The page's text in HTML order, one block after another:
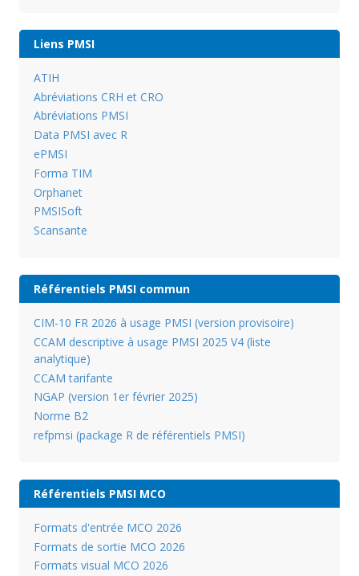
Liens PMSI
ATIH
Abréviations CRH et CRO
Abréviations PMSI
Data PMSI avec R
ePMSI
Forma TIM
Orphanet
PMSISoft
Scansante
Référentiels PMSI commun
CIM-10 FR 2026 à usage PMSI (version provisoire)
CCAM descriptive à usage PMSI 2025 V4 (liste
analytique)
CCAM tarifante
NGAP (version 1er février 2025)
Norme B2
refpmsi (package R de référentiels PMSI)
Référentiels PMSI MCO
Formats d'entrée MCO 2026
Formats de sortie MCO 2026
Formats visual MCO 2026